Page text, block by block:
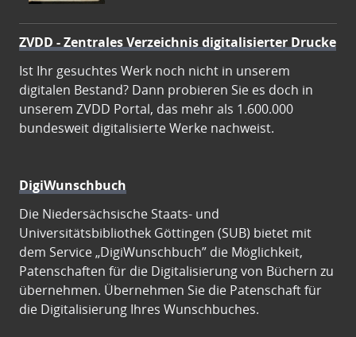
ZVDD - Zentrales Verzeichnis digitalisierter Drucke
Ist Ihr gesuchtes Werk noch nicht in unserem
digitalen Bestand? Dann probieren Sie es doch in
unserem ZVDD Portal, das mehr als 1.600.000
bundesweit digitalisierte Werke nachweist.
DigiWunschbuch
Die Niedersächsische Staats- und
Universitätsbibliothek Göttingen (SUB) bietet mit
dem Service „DigiWunschbuch” die Möglichkeit,
Patenschaften für die Digitalisierung von Büchern zu
übernehmen. Übernehmen Sie die Patenschaft für
die Digitalisierung Ihres Wunschbuches.